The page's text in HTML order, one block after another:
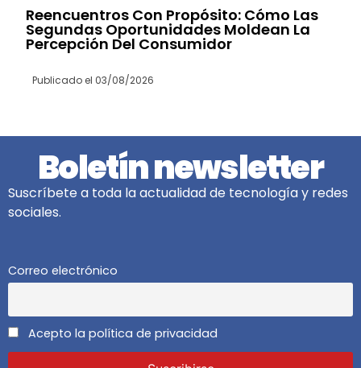
Reencuentros Con Propósito: Cómo Las
Segundas Oportunidades Moldean La
Percepción Del Consumidor
Publicado el 03/08/2026
Boletín newsletter
Suscríbete a toda la actualidad de tecnología y redes
sociales.
Correo electrónico
Acepto la política de privacidad